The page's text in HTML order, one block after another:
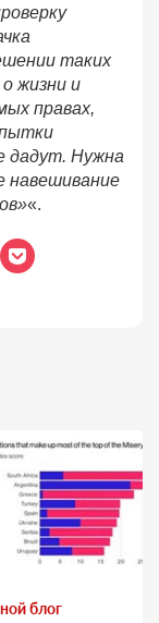
таких
жизни и
правах,
дадут. Нужна
навешивание
«.
блог